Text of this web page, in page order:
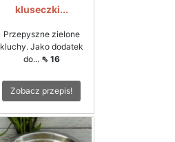
kluseczki...
Przepyszne zielone
kluchy. Jako dodatek
do... ⇖ 16
Zobacz przepis!